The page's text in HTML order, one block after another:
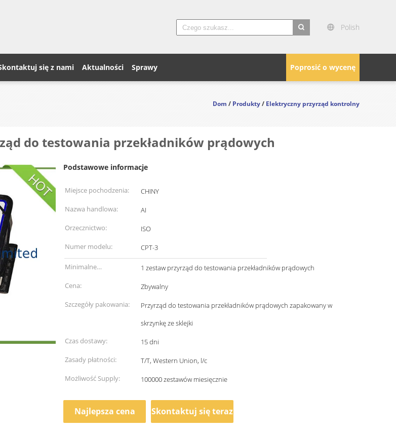
Polish
Poprosić o wycenę
się z nami Aktualności Sprawy
Dom/Produkty/Elektryczny przyrząd kontrolny
do testowania przekładników prądowych
Podstawowe informacje
Miejsce pochodzenia:
CHINY
Nazwa handlowa:
AI
Orzecznictwo:
ISO
Numer modelu:
CPT-3
Minimalne
zamówienie:
1 zestaw przyrząd do testowania przekładników prądowych
Cena:
Zbywalny
Szczegóły pakowania:
Przyrząd do testowania przekładników prądowych zapakowany w
skrzynkę ze sklejki
Czas dostawy:
15 dni
Zasady płatności:
T/T, Western Union, l/c
Możliwość Supply:
100000 zestawów miesięcznie
Najlepsza cena Skontaktuj się teraz